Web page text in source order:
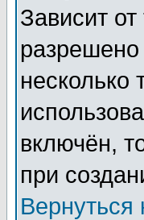
Зависит
разрешено
несколько
включён,
при
Вернуться